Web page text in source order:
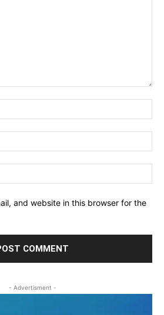
and website in this browser for the
- Advertisment -